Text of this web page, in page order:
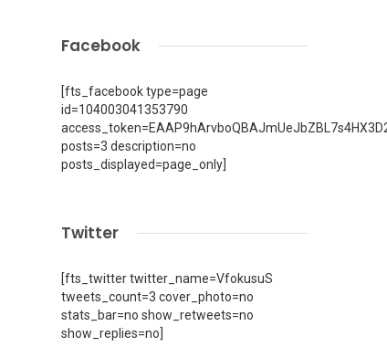
Facebook
[fts_facebook type=page
id=104003041353790
posts=3 description=no
posts_displayed=page_only]
Twitter
[fts_twitter twitter_name=VfokusuS
tweets_count=3 cover_photo=no
stats_bar=no show_retweets=no
show_replies=no]